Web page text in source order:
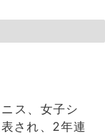
ス、女子シ
され、2年連